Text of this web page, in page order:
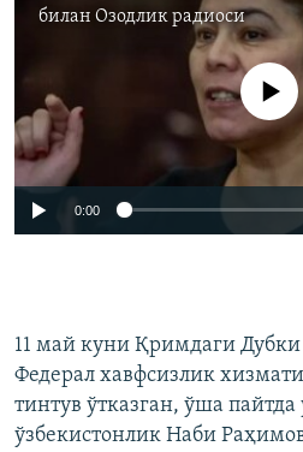
билан Озодлик радиоси
720p
Айни дамда медиа-
0:00
11 май куни Қримдаги
Федерал хавфсизлик
тинтув ўтказган, ўша пайтда
ўзбекистонлик Наби